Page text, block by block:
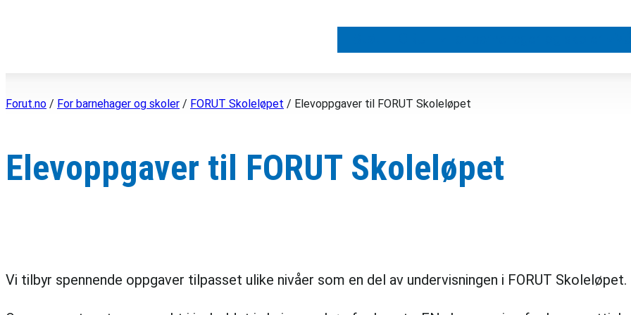
Forut.no / For barnehager og skoler / FORUT Skoleløpet / Elevoppgaver til FORUT Skoleløpet
Elevoppgaver til FORUT Skoleløpet
Vi tilbyr spennende oppgaver tilpasset ulike nivåer som en del av undervisningen i FORUT Skoleløpet.